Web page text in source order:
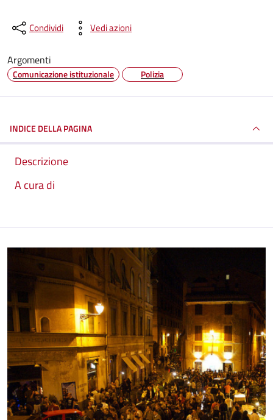
Condividi Vedi azioni
Argomenti
Comunicazione istituzionale Polizia
INDICE DELLA PAGINA
Descrizione
A cura di